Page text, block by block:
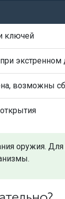
ключей
экстренном
возможны
оружия.